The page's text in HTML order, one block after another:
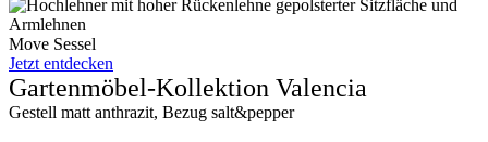
Move Sessel
Jetzt entdecken
Gartenmöbel-Kollektion Valencia
Gestell matt anthrazit, Bezug salt&pepper